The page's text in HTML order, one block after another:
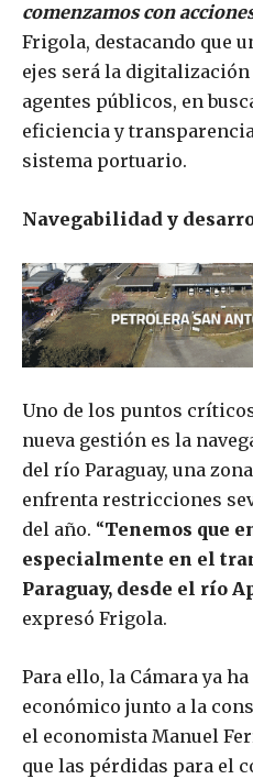
comenzamos con
Frigola, destacando que
ejes será la
agentes públicos, en
eficiencia y
sistema portuario.
Navegabilidad y
Uno de los puntos
nueva gestión es la
del río Paraguay, una
enfrenta restricciones
del año. “Tenemos que
especialmente en el
Paraguay, desde el río
expresó Frigola.
Para ello, la Cámara ya
económico junto a la
el economista Manuel
que las pérdidas para el